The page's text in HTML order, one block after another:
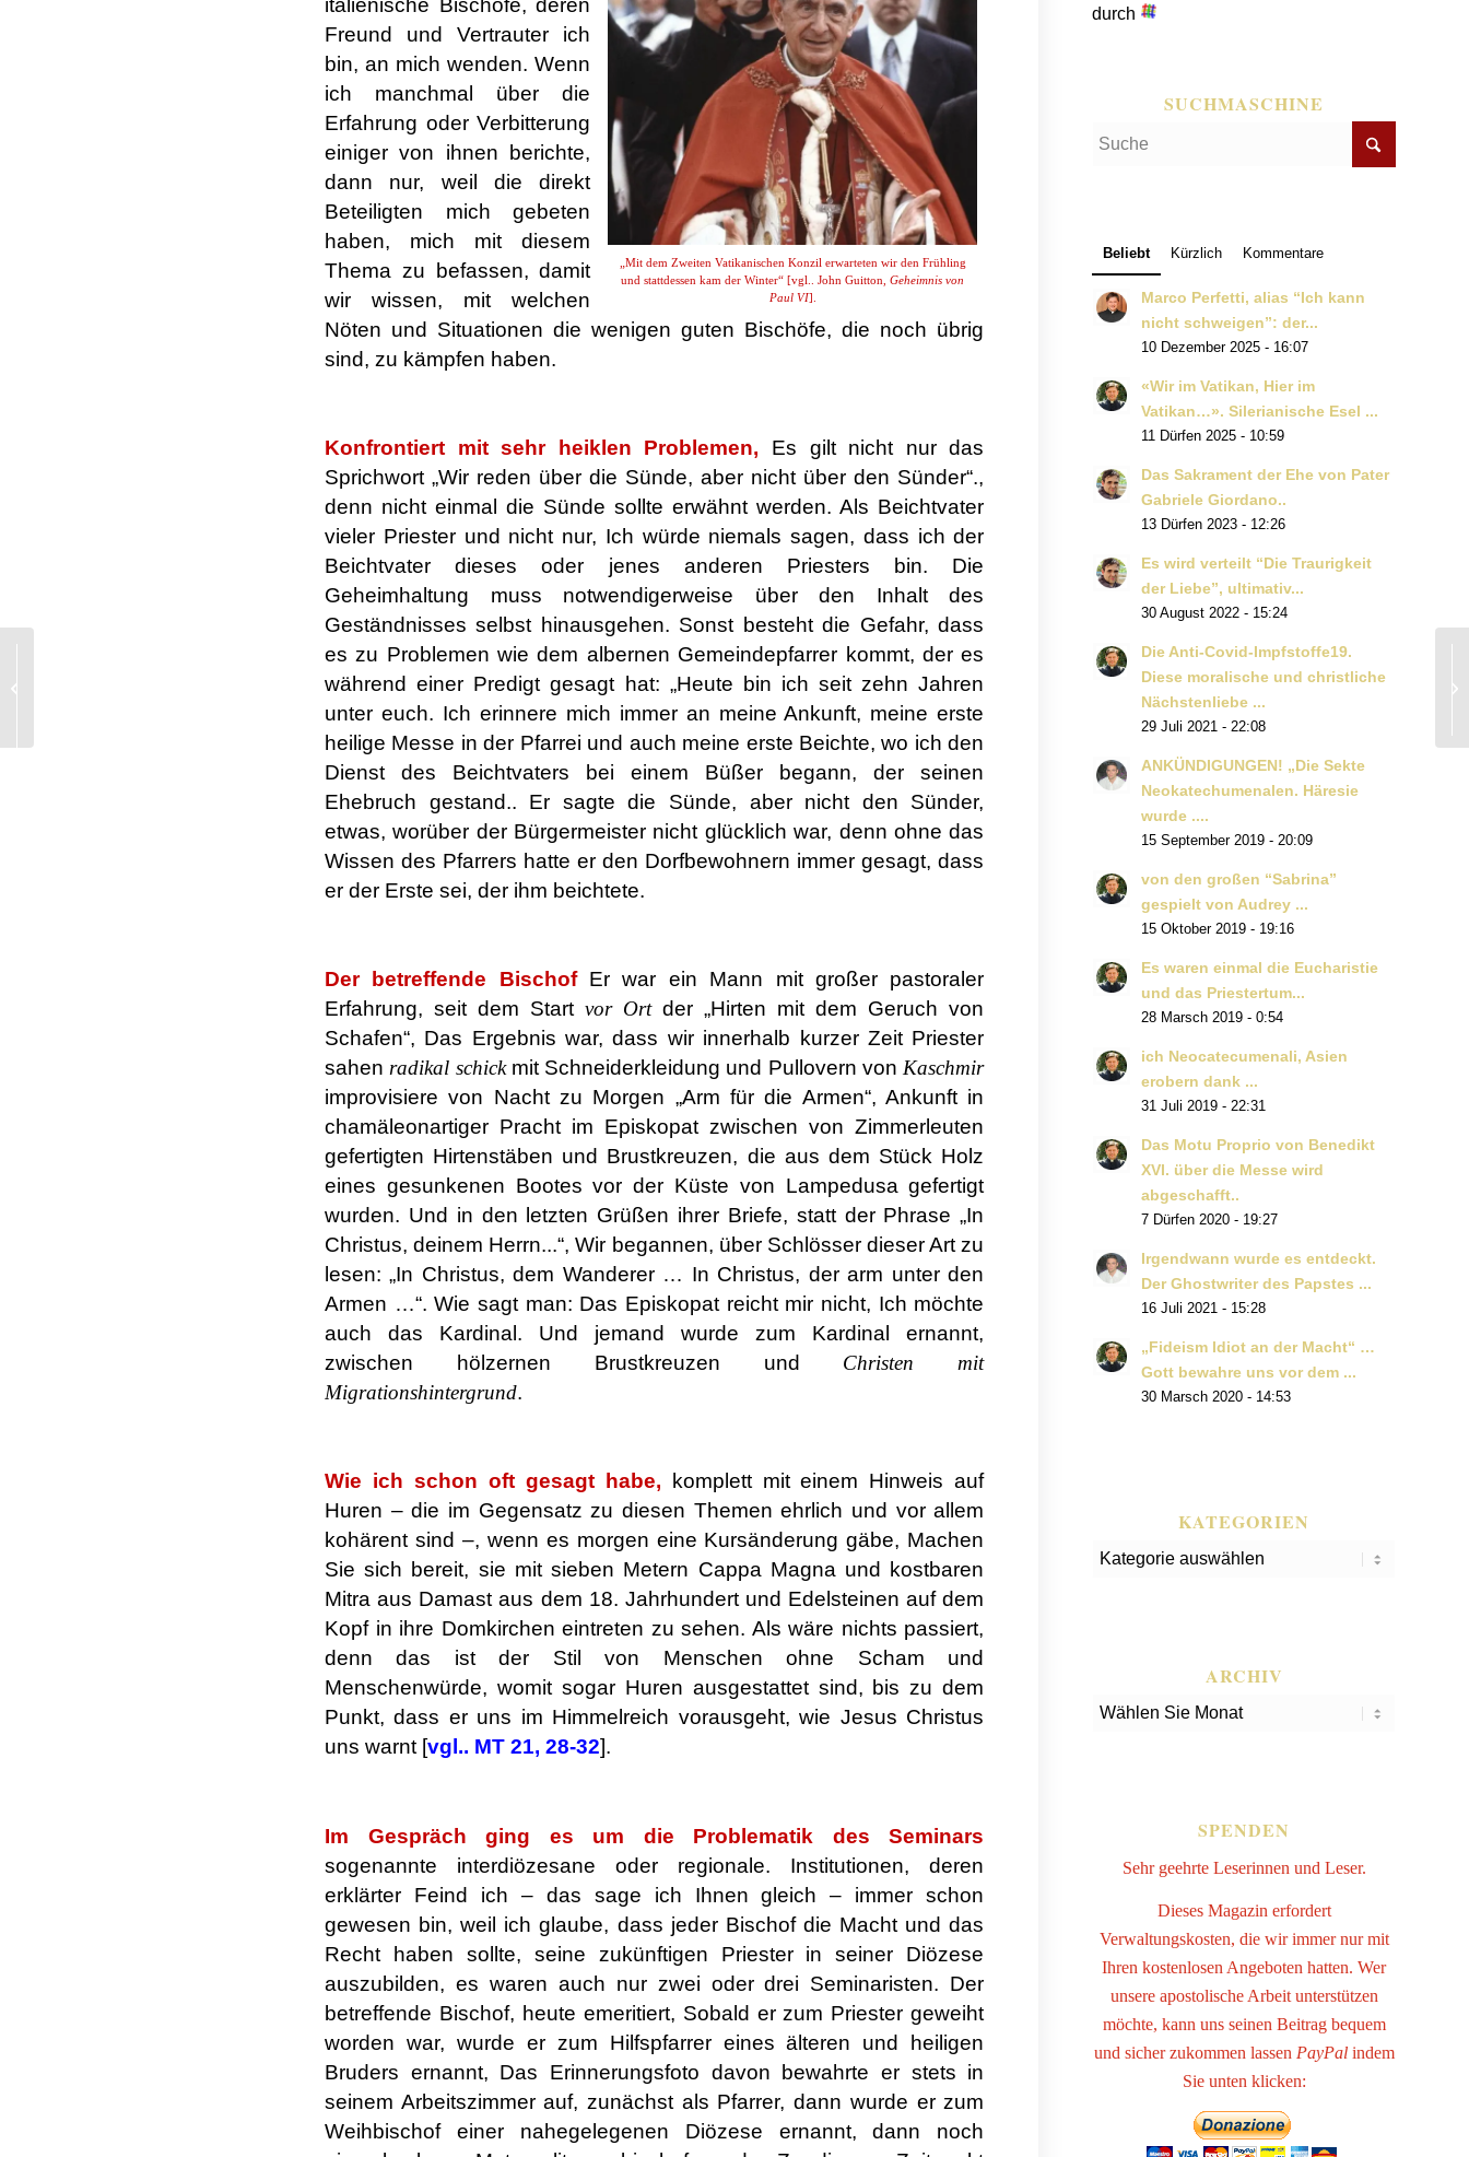
„Mit dem Zweiten Vatikanischen Konzil erwarteten wir den Frühling
und stattdessen kam der Winter“ [vgl.. John Guitton,Geheimnis von
Paul VI].
italienische Bischöfe, deren
Freund und Vertrauter ich
bin, an mich wenden. Wenn
ich manchmal über die
Erfahrung oder Verbitterung
einiger von ihnen berichte,
dann nur, weil die direkt
Beteiligten mich gebeten
haben, mich mit diesem
Thema zu befassen, damit
wir wissen, mit welchen
Nöten und Situationen die wenigen guten Bischöfe, die noch übrig
sind, zu kämpfen haben.
Konfrontiert mit sehr heiklen Problemen,
Es gilt nicht nur das
Sprichwort „Wir reden über die Sünde, aber nicht über den Sünder“.,
denn nicht einmal die Sünde sollte erwähnt werden. Als Beichtvater
vieler Priester und nicht nur, Ich würde niemals sagen, dass ich der
Beichtvater dieses oder jenes anderen Priesters bin. Die
Geheimhaltung muss notwendigerweise über den Inhalt des
Geständnisses selbst hinausgehen. Sonst besteht die Gefahr, dass
es zu Problemen wie dem albernen Gemeindepfarrer kommt, der es
während einer Predigt gesagt hat: „Heute bin ich seit zehn Jahren
unter euch. Ich erinnere mich immer an meine Ankunft, meine erste
heilige Messe in der Pfarrei und auch meine erste Beichte, wo ich den
Dienst des Beichtvaters bei einem Büßer begann, der seinen
Ehebruch gestand.. Er sagte die Sünde, aber nicht den Sünder,
etwas, worüber der Bürgermeister nicht glücklich war, denn ohne das
Wissen des Pfarrers hatte er den Dorfbewohnern immer gesagt, dass
er der Erste sei, der ihm beichtete.
Der betreffende BischofEr war ein Mann mit großer pastoraler
Erfahrung, seit dem Startvor Ort der „Hirten mit dem Geruch von
Schafen“, Das Ergebnis war, dass wir innerhalb kurzer Zeit Priester
sahen radikal schickmit Schneiderkleidung und Pullovern von Kaschmir
improvisiere von Nacht zu Morgen „Arm für die Armen“, Ankunft in
chamäleonartiger Pracht im Episkopat zwischen von Zimmerleuten
gefertigten Hirtenstäben und Brustkreuzen, die aus dem Stück Holz
eines gesunkenen Bootes vor der Küste von Lampedusa gefertigt
wurden. Und in den letzten Grüßen ihrer Briefe, statt der Phrase „In
Christus, deinem Herrn...“, Wir begannen, über Schlösser dieser Art zu
lesen: „In Christus, dem Wanderer … In Christus, der arm unter den
Armen …“. Wie sagt man: Das Episkopat reicht mir nicht, Ich möchte
auch das Kardinal. Und jemand wurde zum Kardinal ernannt,
zwischen hölzernen Brustkreuzen und Christen mit
Migrationshintergrund.
Wie ich schon oft gesagt habe,
komplett mit einem Hinweis auf
Huren – die im Gegensatz zu diesen Themen ehrlich und vor allem
kohärent sind –, wenn es morgen eine Kursänderung gäbe, Machen
Sie sich bereit, sie mit sieben Metern Cappa Magna und kostbaren
Mitra aus Damast aus dem 18. Jahrhundert und Edelsteinen auf dem
Kopf in ihre Domkirchen eintreten zu sehen. Als wäre nichts passiert,
denn das ist der Stil von Menschen ohne Scham und
Menschenwürde, womit sogar Huren ausgestattet sind, bis zu dem
Punkt, dass er uns im Himmelreich vorausgeht, wie Jesus Christus
uns warnt [vgl.. MT 21, 28-32].
Im Gespräch ging es um die Problematik des Seminars
sogenannte interdiözesane oder regionale. Institutionen, deren
erklärter Feind ich – das sage ich Ihnen gleich – immer schon
gewesen bin, weil ich glaube, dass jeder Bischof die Macht und das
Recht haben sollte, seine zukünftigen Priester in seiner Diözese
auszubilden, es waren auch nur zwei oder drei Seminaristen. Der
betreffende Bischof, heute emeritiert, Sobald er zum Priester geweiht
worden war, wurde er zum Hilfspfarrer eines älteren und heiligen
Bruders ernannt, Das Erinnerungsfoto davon bewahrte er stets in
seinem Arbeitszimmer auf, zunächst als Pfarrer, dann wurde er zum
Weihbischof einer nahegelegenen Diözese ernannt, dann noch
durch
SUCHMASCHINE
Beliebt Kürzlich Kommentare
Marco Perfetti, alias “Ich kann
nicht schweigen”: der...
10 Dezember 2025 - 16:07
«Wir im Vatikan, Hier im
Vatikan…». Silerianische Esel ...
11 Dürfen 2025 - 10:59
Das Sakrament der Ehe von Pater
Gabriele Giordano..
13 Dürfen 2023 - 12:26
Es wird verteilt “Die Traurigkeit
der Liebe”, ultimativ...
30 August 2022 - 15:24
Die Anti-Covid-Impfstoffe19.
Diese moralische und christliche
Nächstenliebe ...
29 Juli 2021 - 22:08
ANKÜNDIGUNGEN! „Die Sekte
Neokatechumenalen. Häresie
wurde ....
15 September 2019 - 20:09
von den großen “Sabrina”
gespielt von Audrey ...
15 Oktober 2019 - 19:16
Es waren einmal die Eucharistie
und das Priestertum...
28 Marsch 2019 - 0:54
ich Neocatecumenali, Asien
erobern dank ...
31 Juli 2019 - 22:31
Das Motu Proprio von Benedikt
XVI. über die Messe wird
abgeschafft..
7 Dürfen 2020 - 19:27
Irgendwann wurde es entdeckt.
Der Ghostwriter des Papstes ...
16 Juli 2021 - 15:28
„Fideism Idiot an der Macht“ …
Gott bewahre uns vor dem ...
30 Marsch 2020 - 14:53
KATEGORIEN
Kategorien
ARCHIV
SPENDEN
Sehr geehrte Leserinnen und Leser.
Dieses Magazin erfordert
Verwaltungskosten, die wir immer nur mit
Ihren kostenlosen Angeboten hatten. Wer
unsere apostolische Arbeit unterstützen
möchte, kann uns seinen Beitrag bequem
und sicher zukommen lassen PayPalindem
Sie unten klicken: